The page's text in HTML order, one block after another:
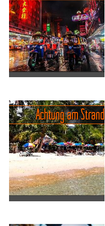
einem führenden Ziel für
Gesundheitstourismus
entwickelt. Mit seiner Kom...
Thailand.Thailand ist eines
der freundlichsten
Reiseländer überhaupt – die
meisten Menschen sind
hilfsbereit, entspannt und
ehrli...
Baden.Ich will hier ganz
Achtung am Strand